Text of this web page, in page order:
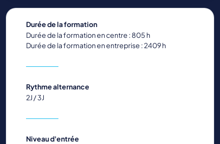
Durée de la formation
Durée de la formation en centre : 805 h
Durée de la formation en entreprise : 2409 h
Rythme alternance
2J / 3J
Niveau d'entrée